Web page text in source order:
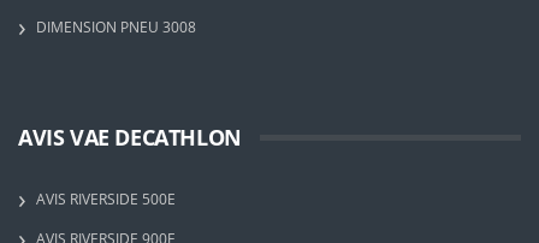
DIMENSION PNEU 3008
AVIS VAE DECATHLON
AVIS RIVERSIDE 500E
AVIS RIVERSIDE 900E